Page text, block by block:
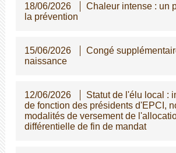
18/06/2026
Chaleur intense : un
la prévention
15/06/2026
Congé
naissance
12/06/2026
Statut de l'élu local :
de fonction des présidents d'EPCI,
modalités de versement de
différentielle de fin de mandat